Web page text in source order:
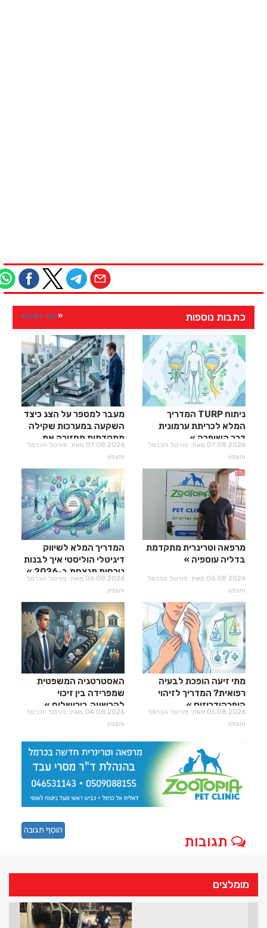
כתבות נוספות עוד כתבות
ניתוח TURP המדריך
המלא לכריתת ערמונית
דרך השופכה
07.08.2026 מאת: פורטל הכרמל
והצפון
מעבר למספר על הצג כיצד
השקעה במערכות שקילה
מתקדמות מחזירה את
עצמה?
07.08.2026 מאת: פורטל הכרמל
והצפון
מרפאה וטרינרית מתקדמת
בדליה עוספיה
06.08.2026 מאת: פורטל הכרמל
והצפון
המדריך המלא לשיווק
דיגיטלי הוליסטי איך לבנות
נוכחות מנצחת ב-2026
06.08.2026 מאת: פורטל הכרמל
והצפון
מתי זיעה הופכת לבעיה
רפואית? המדריך לזיהוי
היפרהידרוזיס
05.08.2026 מאת: פורטל הכרמל
והצפון
האסטרטגיה המשפטית
שמפרידה בין זיכוי
להרשעה בירושלים
04.08.2026 מאת: פורטל הכרמל
והצפון
תגובות
הוסף תגובה
מומלצים